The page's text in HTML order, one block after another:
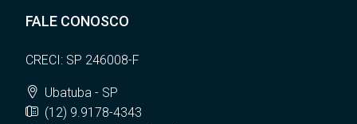
FALE CONOSCO
CRECI: SP 246008-F
Ubatuba - SP
(12) 9.9178-4343